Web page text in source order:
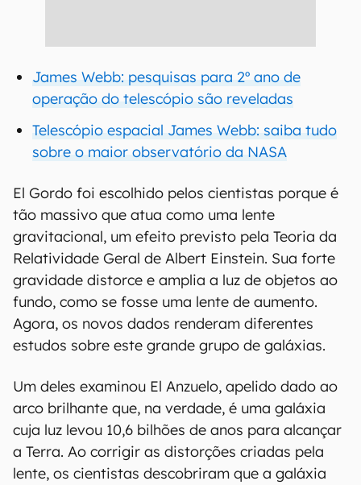
James Webb: pesquisas para 2º ano de
operação do telescópio são reveladas
Telescópio espacial James Webb: saiba tudo
sobre o maior observatório da NASA
El Gordo foi escolhido pelos cientistas porque é
tão massivo que atua como uma lente
gravitacional, um efeito previsto pela Teoria da
Relatividade Geral de Albert Einstein. Sua forte
gravidade distorce e amplia a luz de objetos ao
fundo, como se fosse uma lente de aumento.
Agora, os novos dados renderam diferentes
estudos sobre este grande grupo de galáxias.
Um deles examinou El Anzuelo, apelido dado ao
arco brilhante que, na verdade, é uma galáxia
cuja luz levou 10,6 bilhões de anos para alcançar
a Terra. Ao corrigir as distorções criadas pela
lente, os cientistas descobriram que a galáxia